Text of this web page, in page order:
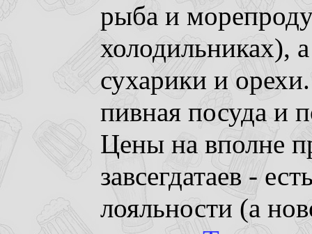
рыба и
холодильниках),
сухарики и
пивная посуда и
Цены на вполне
завсегдатаев -
лояльности (а